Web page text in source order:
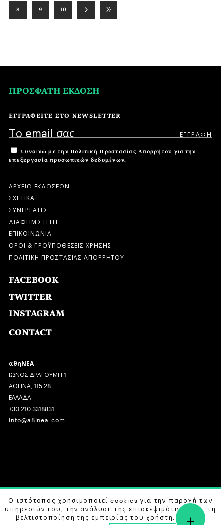
8 9 10
ΠΡΟΣΦΑΤΗ ΕΚΔΟΣΗ
ΕΓΓΡΑΦΕΙΤΕ ΣΤΟ NEWSLETTER
Συναινώ με την Πολιτική Προστασίας Απορρήτου για την
επεξεργασία προσωπικών δεδομένων.
ΑΡΧΕΙΟ ΕΚΔΟΣΕΩΝ
ΣΧΕΤΙΚΑ
ΣΥΝΕΡΓΑΤΕΣ
ΔΙΑΦΗΜΙΣΤΕΙΤΕ
ΕΠΙΚΟΙΝΩΝΙΑ
ΟΡΟΙ & ΠΡΟΫΠΟΘΕΣΕΙΣ ΧΡΗΣΗΣ
ΠΟΛΙΤΙΚΗ ΠΡΟΣΤΑΣΙΑΣ ΑΠΟΡΡΗΤΟΥ
FACEBOOK
TWITTER
INSTAGRAM
CONTACT
αθηΝΕΑ
ΙΩΝΟΣ ΔΡΑΓΟΥΜΗ 1
ΑΘΗΝΑ, 115 28
ΕΛΛΑΔΑ
+30 210 3318831
info@a8inea.com
COPYRIGHT © 2026 αθηΝΕΑ, ALL RIGHTS RESERVED.
DESIGN BY G DESIGN STUDIO. DEVELOPED BYB LABS
Ο ιστότοπος χρησιμοποιεί cookies για την παροχή των
υπηρεσιών του, την ανάλυση της επισκεψιμότητας και τη
βελτιστοποίηση της εμπειρίας του χρήστη. Μάθετε
+